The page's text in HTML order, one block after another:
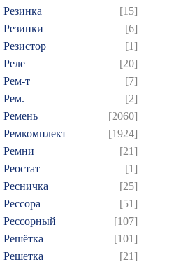
Резинка
[15]
Резинки
[6]
Резистор
[1]
Реле
[20]
Рем-т
[7]
Рем.
[2]
Ремень
[2060]
Ремкомплект
[1924]
Ремни
[21]
Реостат
[1]
Ресничка
[25]
Рессора
[51]
Рессорный
[107]
Решётка
[101]
Решетка
[21]